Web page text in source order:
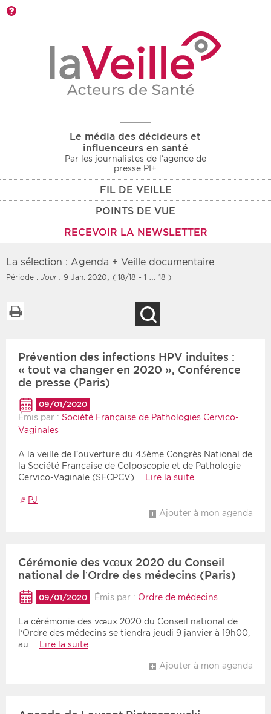
Le média des décideurs et
influenceurs en santé
Par les journalistes de l'agence de
presse PI+
FIL DE VEILLE
POINTS DE VUE
RECEVOIR LA NEWSLETTER
Rendez-vous des 7
prochains jours
Communiqués des 10
derniers jours
Recherche par mots clés
Type d'information
Rendez-vous
Communiqués
Secteur
Protection sociale
Zone géographique
Période
Choisir une date de débutChoisir une date de fin
Tri
Chronologique
Inversé
La sélection : Agenda + Veille documentaire
Période : Jour : 9 Jan. 2020, ( 18/18 - 1 … 18 )
Prévention des infections HPV induites :
« tout va changer en 2020 », Conférence
de presse (Paris)
09/01/2020
Émis par : Société Française de Pathologies Cervico-
Vaginales
A la veille de l’ouverture du 43ème Congrès National de
la Société Française de Colposcopie et de Pathologie
Cervico-Vaginale (SFCPCV)…
Lire la suite
PJ
Ajouter à mon agenda
Cérémonie des vœux 2020 du Conseil
national de l’Ordre des médecins (Paris)
09/01/2020 Émis par : Ordre de médecins
La cérémonie des vœux 2020 du Conseil national de
l’Ordre des médecins se tiendra jeudi 9 janvier à 19h00,
au…
Lire la suite
Ajouter à mon agenda